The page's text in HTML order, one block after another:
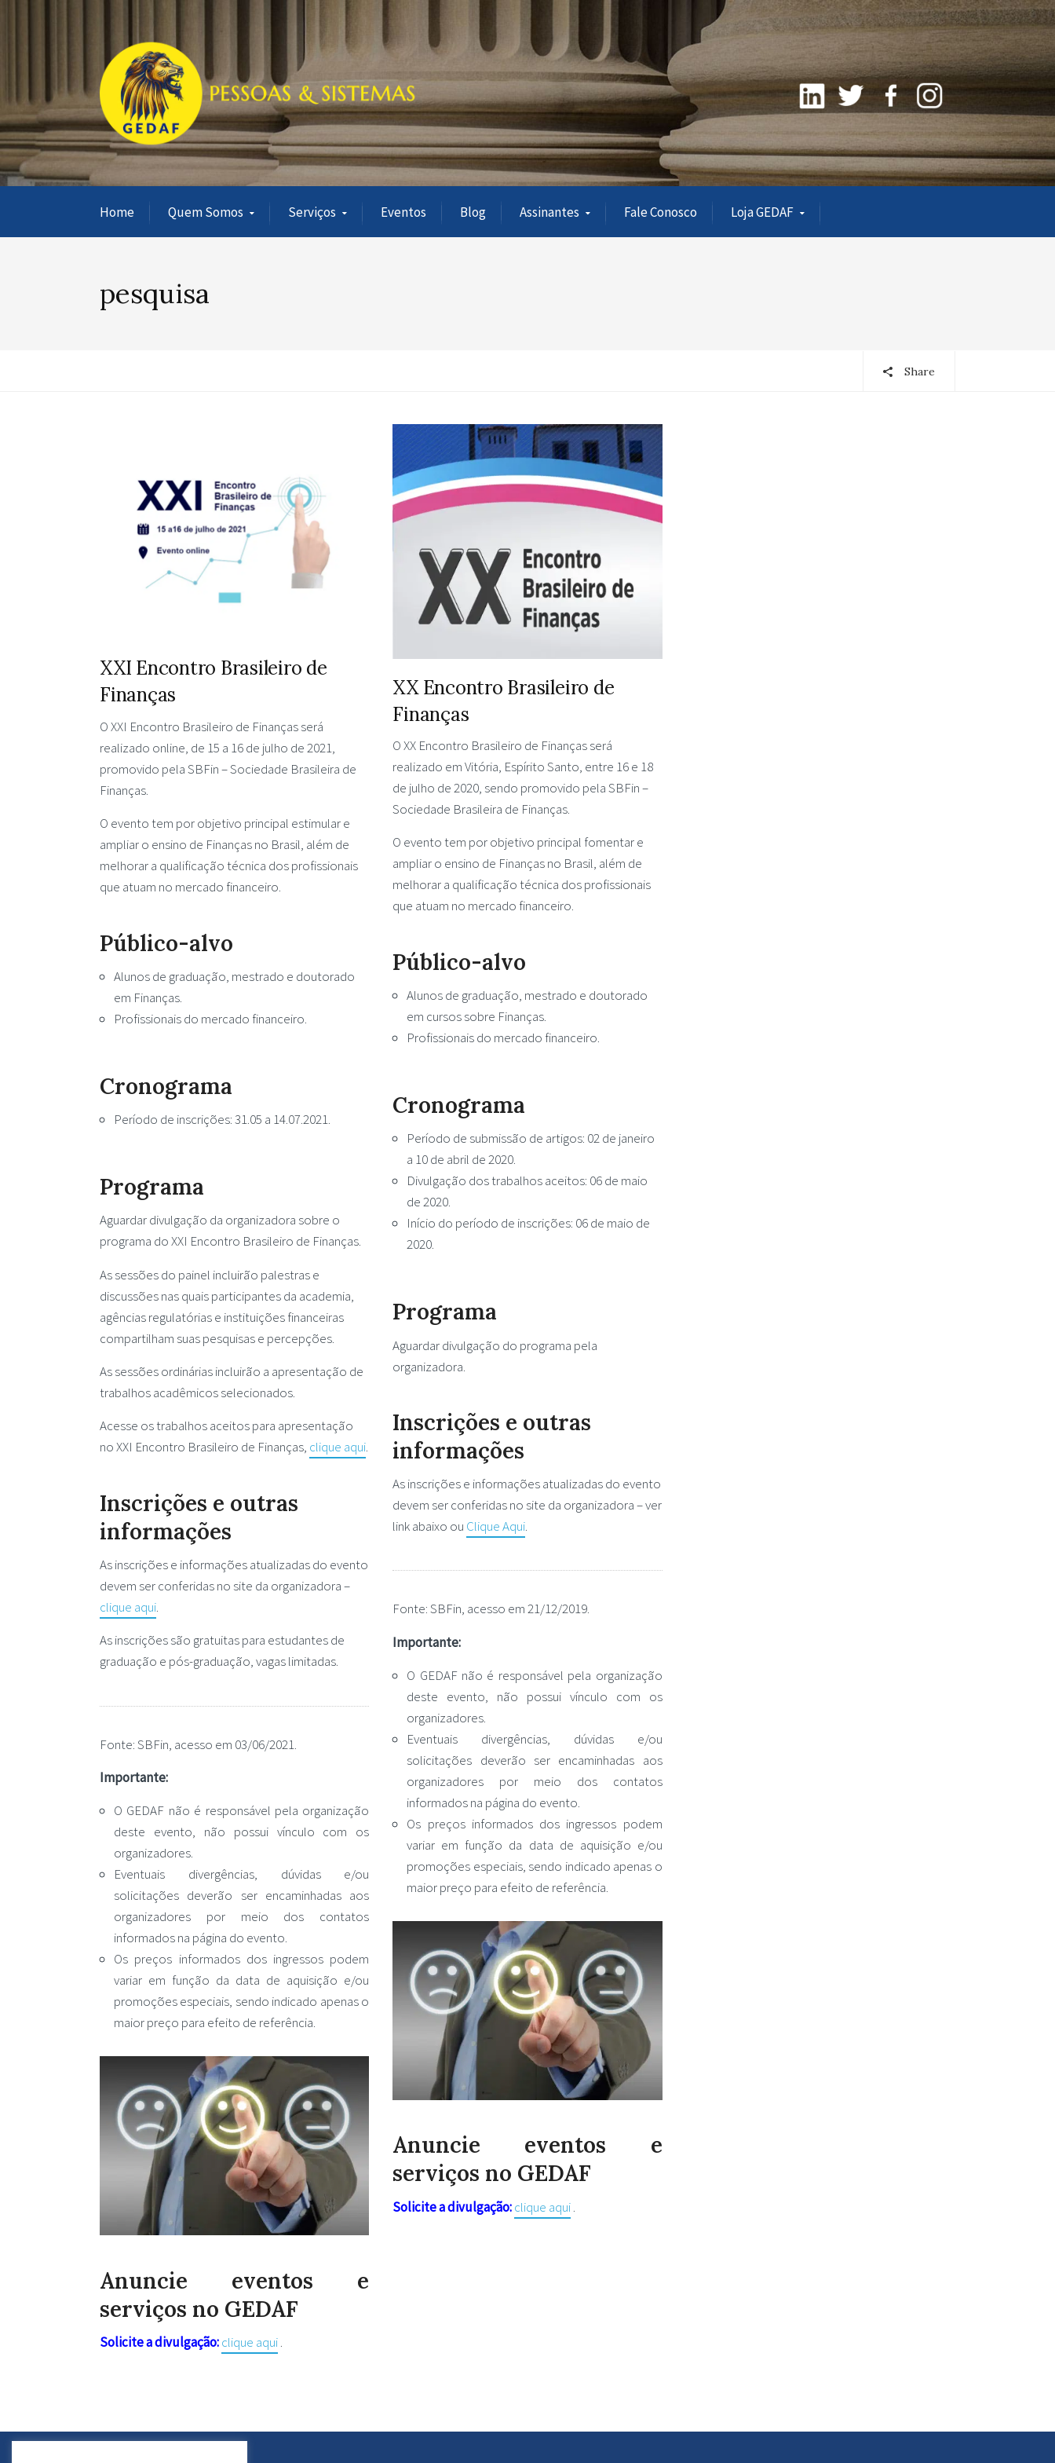
Home Quem Somos Serviços Eventos Blog Assinantes Fale Conosco Loja GEDAF
pesquisa
Share
XXI Encontro Brasileiro de
Finanças
O XXI Encontro Brasileiro de Finanças será
realizado online, de 15 a 16 de julho de 2021,
promovido pela SBFin – Sociedade Brasileira de
Finanças.
O evento tem por objetivo principal estimular e
ampliar o ensino de Finanças no Brasil, além de
melhorar a qualificação técnica dos profissionais
que atuam no mercado financeiro.
Público-alvo
Alunos de graduação, mestrado e doutorado
em Finanças.
Profissionais do mercado financeiro.
Cronograma
Período de inscrições: 31.05 a 14.07.2021.
Programa
Aguardar divulgação da organizadora sobre o
programa do XXI Encontro Brasileiro de Finanças.
As sessões do painel incluirão palestras e
discussões nas quais participantes da academia,
agências regulatórias e instituições financeiras
compartilham suas pesquisas e percepções.
As sessões ordinárias incluirão a apresentação de
trabalhos acadêmicos selecionados.
Acesse os trabalhos aceitos para apresentação
no XXI Encontro Brasileiro de Finanças, clique aqui.
Inscrições e outras
informações
As inscrições e informações atualizadas do evento
devem ser conferidas no site da organizadora –
clique aqui.
As inscrições são gratuitas para estudantes de
graduação e pós-graduação, vagas limitadas.
Fonte: SBFin, acesso em 03/06/2021.
Importante:
O GEDAF não é responsável pela organização
deste evento, não possui vínculo com os
organizadores.
Eventuais divergências, dúvidas e/ou
solicitações deverão ser encaminhadas aos
organizadores por meio dos contatos
informados na página do evento.
Os preços informados dos ingressos podem
variar em função da data de aquisição e/ou
promoções especiais, sendo indicado apenas o
maior preço para efeito de referência.
Anuncie eventos e
serviços no GEDAF
Solicite a divulgação:clique aqui.
XX Encontro Brasileiro de
Finanças
O XX Encontro Brasileiro de Finanças será
realizado em Vitória, Espírito Santo, entre 16 e 18
de julho de 2020, sendo promovido pela SBFin –
Sociedade Brasileira de Finanças.
O evento tem por objetivo principal fomentar e
ampliar o ensino de Finanças no Brasil, além de
melhorar a qualificação técnica dos profissionais
que atuam no mercado financeiro.
Público-alvo
Alunos de graduação, mestrado e doutorado
em cursos sobre Finanças.
Profissionais do mercado financeiro.
Cronograma
Período de submissão de artigos: 02 de janeiro
a 10 de abril de 2020.
Divulgação dos trabalhos aceitos: 06 de maio
de 2020.
Início do período de inscrições: 06 de maio de
2020.
Programa
Aguardar divulgação do programa pela
organizadora.
Inscrições e outras
informações
As inscrições e informações atualizadas do evento
devem ser conferidas no site da organizadora – ver
link abaixo ou Clique Aqui.
Fonte: SBFin, acesso em 21/12/2019.
Importante:
O GEDAF não é responsável pela organização
deste evento, não possui vínculo com os
organizadores.
Eventuais divergências, dúvidas e/ou
solicitações deverão ser encaminhadas aos
organizadores por meio dos contatos
informados na página do evento.
Os preços informados dos ingressos podem
variar em função da data de aquisição e/ou
promoções especiais, sendo indicado apenas o
maior preço para efeito de referência.
Anuncie eventos e
serviços no GEDAF
Solicite a divulgação:clique aqui.